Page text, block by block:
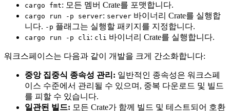
cargo fmt: 모든 멤버 Crate를 포맷합니다.
cargo run -p server: server 바이너리 Crate를 실행합
니다. -p 플래그는 실행할 패키지를 지정합니다.
cargo run -p cli: cli 바이너리 Crate를 실행합니다.
워크스페이스는 다음과 같이 개발을 크게 간소화합니다:
중앙 집중식 종속성 관리: 일반적인 종속성은 워크스페
이스 수준에서 관리될 수 있으며, 중복 다운로드 및 빌드
를 피할 수 있습니다.
일관된 빌드: 모든 Crate가 함께 빌드 및 테스트되어 호환